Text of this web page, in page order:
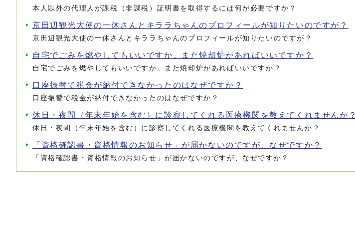
本人以外の代理人が課税（非課税）証明書を取得するには何が必要ですか？
京田辺観光大使の一休さんとキララちゃんのプロフィールが知りたいのですが？
京田辺観光大使の一休さんとキララちゃんのプロフィールが知りたいのですが？
自宅でごみを燃やしてもいいですか。また焼却炉があればいいですか？
自宅でごみを燃やしてもいいですか。また焼却炉があればいいですか？
口座振替で税金が納付できなかったのはなぜですか？
口座振替で税金が納付できなかったのはなぜですか？
休日・夜間（年末年始を含む）に診察してくれる医療機関を教えてくれませんか？
休日・夜間（年末年始を含む）に診察してくれる医療機関を教えてくれませんか？
「資格確認書・資格情報のお知らせ」が届かないのですが、なぜですか？
「資格確認書・資格情報のお知らせ」が届かないのですが、なぜですか？